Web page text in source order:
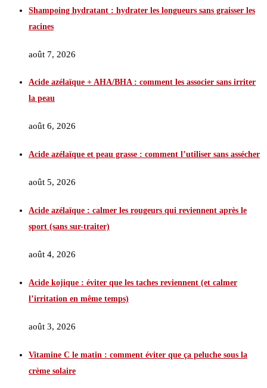
Shampoing hydratant : hydrater les longueurs sans graisser les
racines
août 7, 2026
Acide azélaïque + AHA/BHA : comment les associer sans irriter
la peau
août 6, 2026
Acide azélaïque et peau grasse : comment l’utiliser sans assécher
août 5, 2026
Acide azélaïque : calmer les rougeurs qui reviennent après le
sport (sans sur-traiter)
août 4, 2026
Acide kojique : éviter que les taches reviennent (et calmer
l’irritation en même temps)
août 3, 2026
Vitamine C le matin : comment éviter que ça peluche sous la
crème solaire